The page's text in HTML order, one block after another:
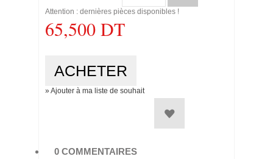
Attention : dernières pièces disponibles !
65,500 DT
» Ajouter à ma liste de souhait
0 COMMENTAIRES